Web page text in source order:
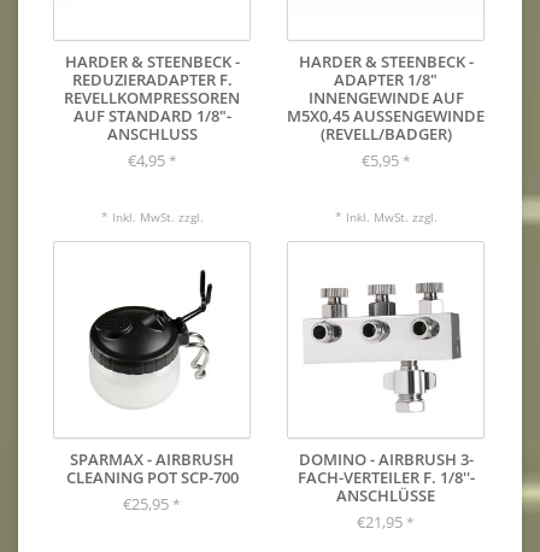
HARDER & STEENBECK -
REDUZIERADAPTER F.
REVELLKOMPRESSOREN
AUF STANDARD 1/8"-
ANSCHLUSS
€4,95 *
* Inkl. MwSt. zzgl.
VERSANDKOSTEN
HARDER & STEENBECK -
ADAPTER 1/8"
INNENGEWINDE AUF
M5X0,45 AUSSENGEWINDE (
REVELL/BADGER)
€5,95 *
* Inkl. MwSt. zzgl.
VERSANDKOSTEN
SPARMAX - AIRBRUSH
CLEANING POT SCP-700
€25,95 *
DOMINO - AIRBRUSH 3-
FACH-VERTEILER F. 1/8''-
ANSCHLÜSSE
€21,95 *